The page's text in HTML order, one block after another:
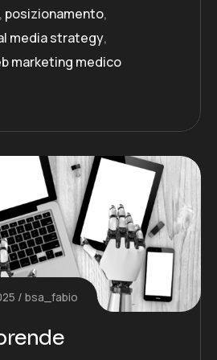
, posizionamento,
media strategy,
marketing medico
bsa_fabio